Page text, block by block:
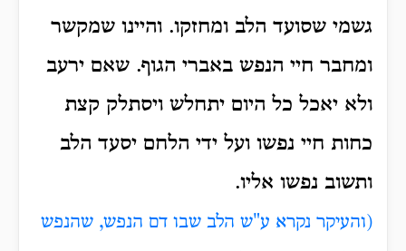
גשמי שסועד הלב ומחזקו. והיינו שמקשר
ומחבר חיי הנפש באברי הגוף. שאם ירעב
ולא יאכל כל היום יתחלש ויסתלק קצת
כחות חיי נפשו ועל ידי הלחם יסעד הלב
ותשוב נפשו אליו.
(והעיקר נקרא ע"ש הלב שבו דם הנפש, שהנפש